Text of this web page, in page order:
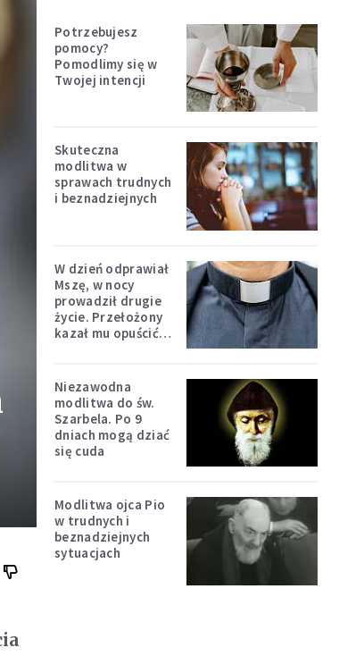
Potrzebujesz
pomocy?
Pomodlimy się w
Twojej intencji
Skuteczna
modlitwa w
sprawach trudnych
i beznadziejnych
W dzień odprawiał
Mszę, w nocy
prowadził drugie
życie. Przełożony
kazał mu opuścić
Niezawodna
modlitwa do św.
Szarbela. Po 9
dniach mogą dziać
się cuda
Modlitwa ojca Pio
w trudnych i
beznadziejnych
sytuacjach